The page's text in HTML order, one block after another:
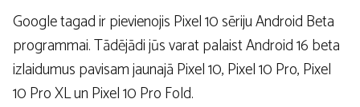
Google tagad ir pievienojis Pixel 10 sēriju Android Beta
programmai. Tādējādi jūs varat palaist Android 16 beta
izlaidumus pavisam jaunajā Pixel 10, Pixel 10 Pro, Pixel
10 Pro XL un Pixel 10 Pro Fold.